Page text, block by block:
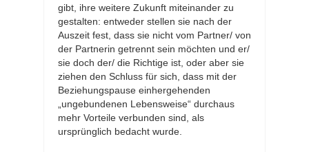
gibt, ihre weitere Zukunft miteinander zu
gestalten: entweder stellen sie nach der
Auszeit fest, dass sie nicht vom Partner/ von
der Partnerin getrennt sein möchten und er/
sie doch der/ die Richtige ist, oder aber sie
ziehen den Schluss für sich, dass mit der
Beziehungspause einhergehenden
„ungebundenen Lebensweise“ durchaus
mehr Vorteile verbunden sind, als
ursprünglich bedacht wurde.